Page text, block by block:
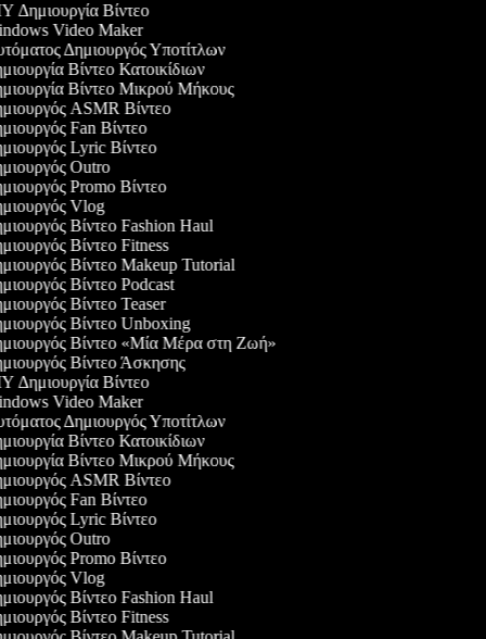
Δημιουργία Βίντεο
Video Maker
Δημιουργός Υποτίτλων
Βίντεο Κατοικίδιων
Βίντεο Μικρού Μήκους
ASMR Βίντεο
Fan Βίντεο
Lyric Βίντεο
Outro
Promo Βίντεο
Vlog
Βίντεο Fashion Haul
Βίντεο Fitness
Βίντεο Makeup Tutorial
Βίντεο Podcast
Βίντεο Teaser
Βίντεο Unboxing
Βίντεο «Μία Μέρα στη Ζωή»
Βίντεο Άσκησης
Δημιουργία Βίντεο
Video Maker
Δημιουργός Υποτίτλων
Βίντεο Κατοικίδιων
Βίντεο Μικρού Μήκους
ASMR Βίντεο
Fan Βίντεο
Lyric Βίντεο
Outro
Promo Βίντεο
Vlog
Βίντεο Fashion Haul
Βίντεο Fitness